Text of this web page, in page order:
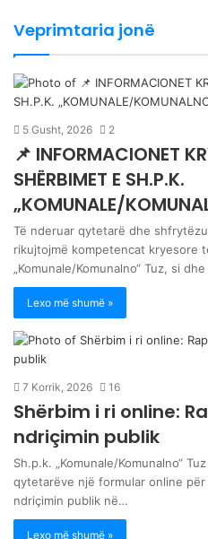
Veprimtaria jonë
5 Gusht, 2026 2
📌 INFORMACIONET
SHËRBIMET E SH.P.K.
„KOMUNALE/
Të nderuar qytetarë dhe
rikujtojmë kompetencat kryesore
„Komunale/Komunalno“ Tuz, si
Lexo më shumë »
7 Korrik, 2026 16
Shërbim i ri online:
ndriçimin publik
Sh.p.k. „Komunale/Komunalno“
qytetarëve një formular online
ndriçimin publik në…
Lexo më shumë »